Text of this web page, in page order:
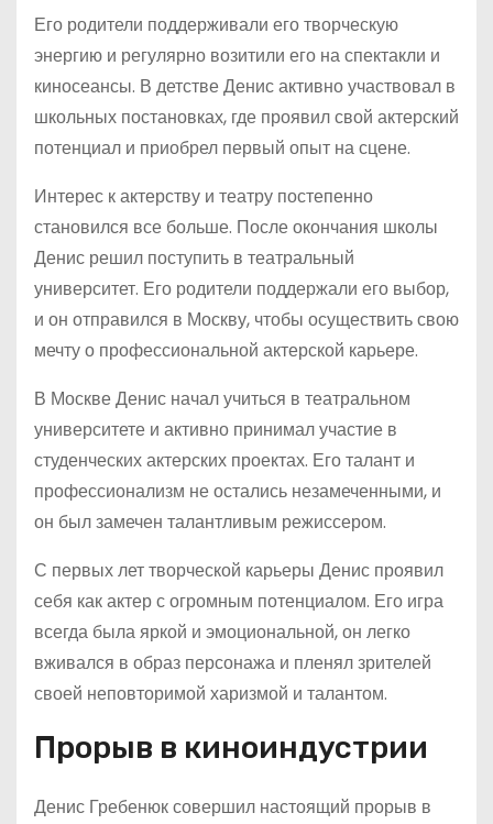
Его родители поддерживали его творческую
энергию и регулярно возитили его на спектакли и
киносеансы. В детстве Денис активно участвовал в
школьных постановках, где проявил свой актерский
потенциал и приобрел первый опыт на сцене.
Интерес к актерству и театру постепенно
становился все больше. После окончания школы
Денис решил поступить в театральный
университет. Его родители поддержали его выбор,
и он отправился в Москву, чтобы осуществить свою
мечту о профессиональной актерской карьере.
В Москве Денис начал учиться в театральном
университете и активно принимал участие в
студенческих актерских проектах. Его талант и
профессионализм не остались незамеченными, и
он был замечен талантливым режиссером.
С первых лет творческой карьеры Денис проявил
себя как актер с огромным потенциалом. Его игра
всегда была яркой и эмоциональной, он легко
вживался в образ персонажа и пленял зрителей
своей неповторимой харизмой и талантом.
Прорыв в киноиндустрии
Денис Гребенюк совершил настоящий прорыв в